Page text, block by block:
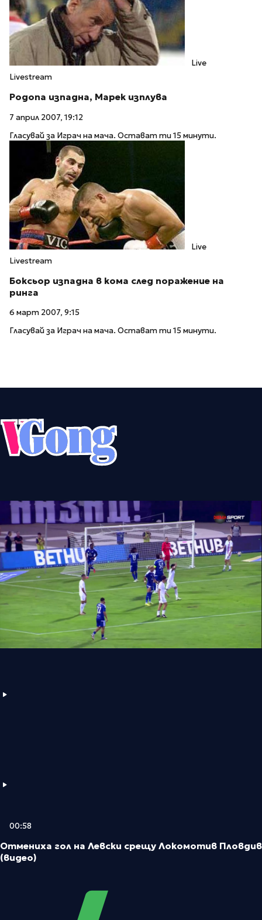
Live
Livestream
Родопа изпадна, Марек изплува
7 април 2007, 19:12
Гласувай за Играч на мача. Остават ти 15 минути.
Live
Livestream
Боксьор изпадна в кома след поражение на
ринга
6 март 2007, 9:15
Гласувай за Играч на мача. Остават ти 15 минути.
00:58
Отмениха гол на Левски срещу Локомотив Пловдив
(видео)